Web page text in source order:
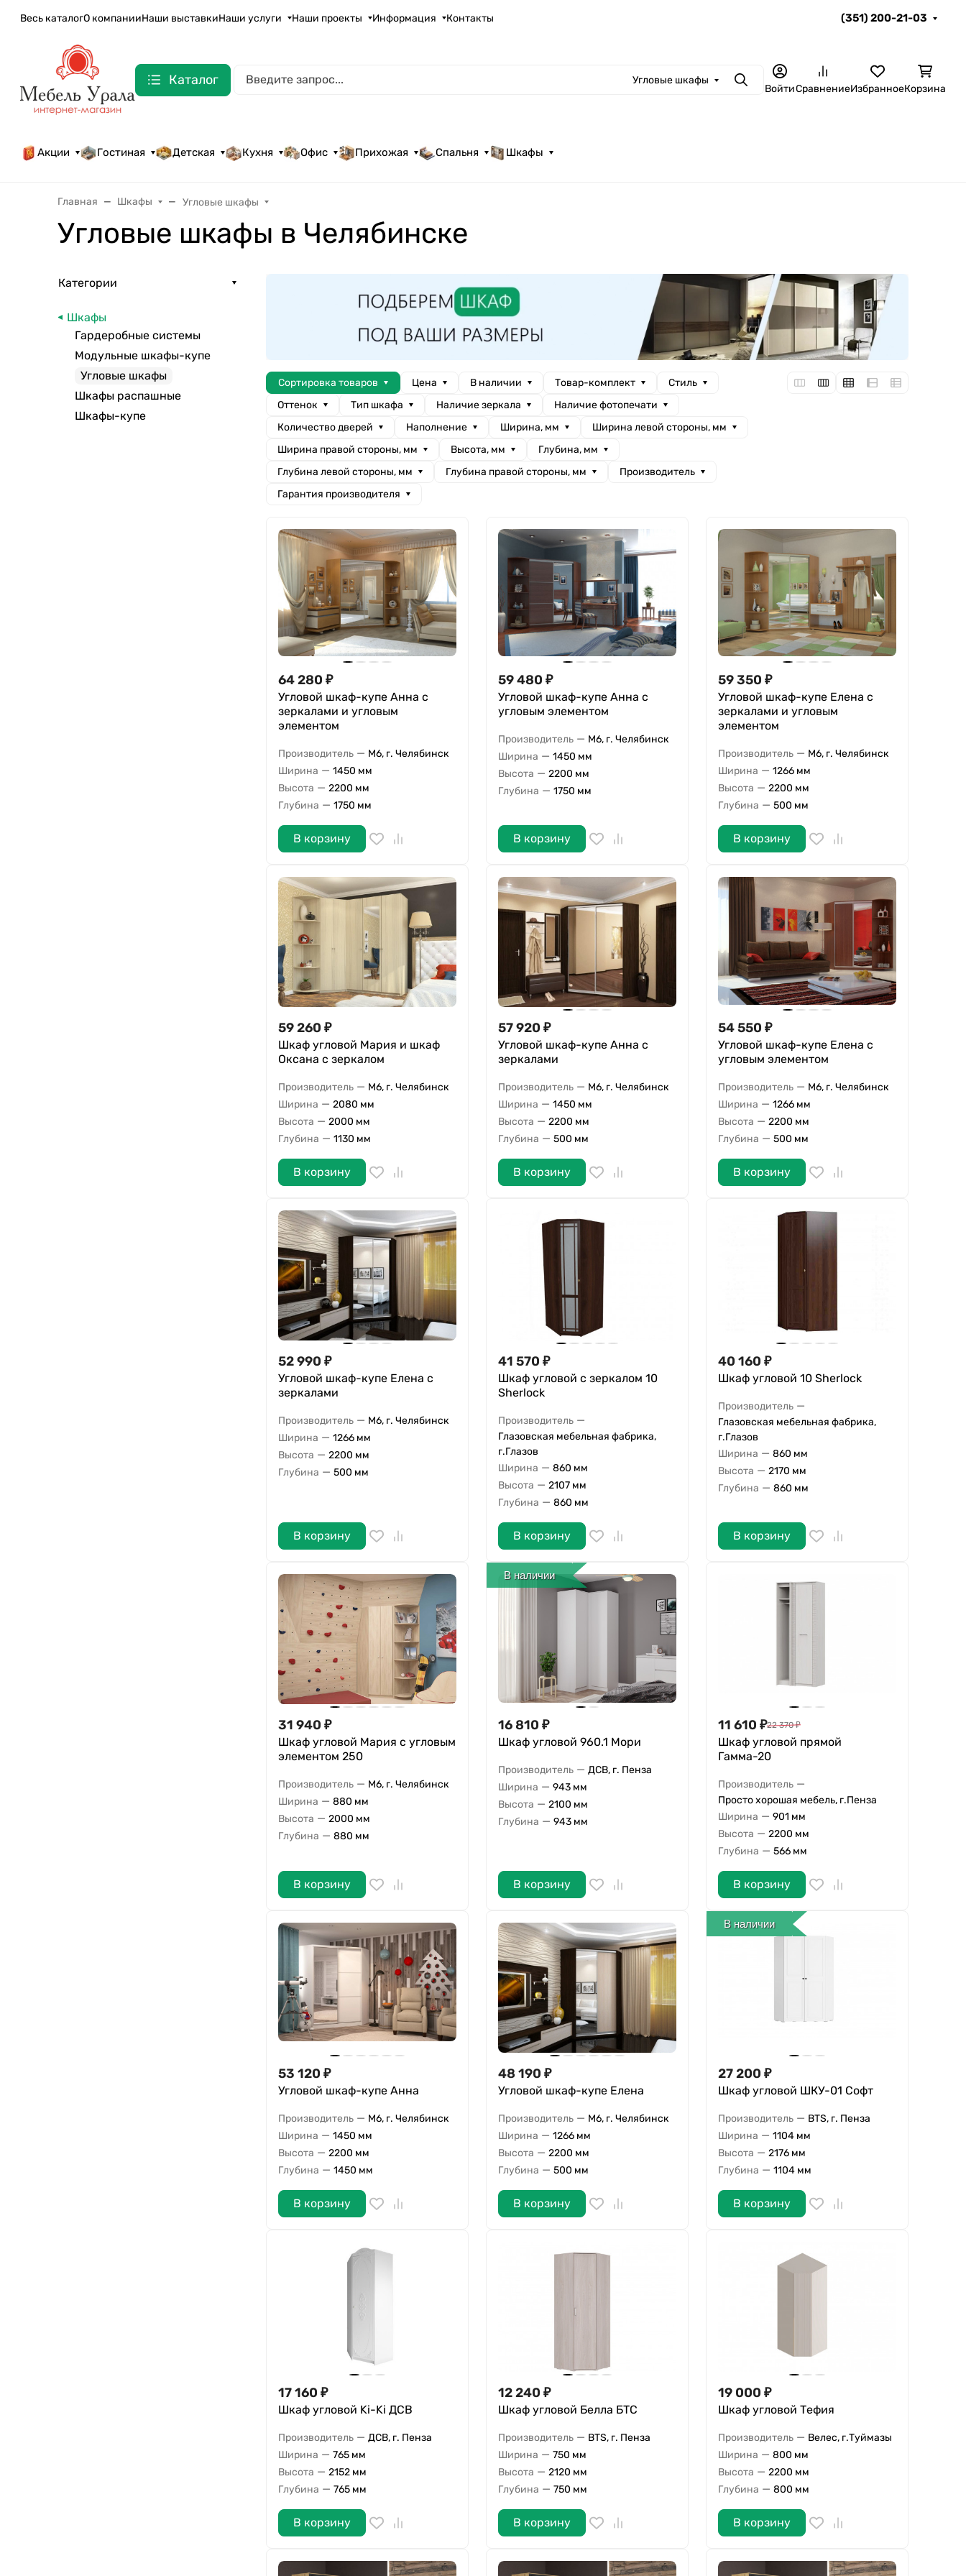
Весь каталогО компанииНаши выставкиНаши услуги Наши проекты Информация Контакты (351) 200-21-03
Каталог Угловые шкафы ПоискВойтиСравнениеИзбранноеКорзина
Акции Гостиная Детская Кухня Офис Прихожая Спальня Шкафы
Главная Шкафы Угловые шкафы
Угловые шкафы в Челябинске
Категории
Шкафы
Гардеробные системы
Модульные шкафы-купе
Угловые шкафы
Шкафы распашные
Шкафы-купе
Сортировка товаров Цена В наличии Товар-комплект
Стиль
Оттенок
Тип шкафа Наличие зеркала
Наличие фотопечати
Количество дверей
Наполнение Ширина, мм
Ширина левой стороны, мм
Ширина правой стороны, мм
Высота, мм
Глубина, мм
Глубина левой стороны, мм
Глубина правой стороны, мм
Производитель
Гарантия производителя
64 280 ₽
Угловой шкаф-купе Анна с
зеркалами и угловым
элементом
Производитель — М6, г. Челябинск
Ширина — 1450 мм
Высота — 2200 мм
Глубина — 1750 мм
В корзину
59 480 ₽
Угловой шкаф-купе Анна с
угловым элементом
Производитель — М6, г. Челябинск
Ширина — 1450 мм
Высота — 2200 мм
Глубина — 1750 мм
В корзину
59 350 ₽
Угловой шкаф-купе Елена с
зеркалами и угловым
элементом
Производитель — М6, г. Челябинск
Ширина — 1266 мм
Высота — 2200 мм
Глубина — 500 мм
В корзину
59 260 ₽
Шкаф угловой Мария и шкаф
Оксана с зеркалом
Производитель — М6, г. Челябинск
Ширина — 2080 мм
Высота — 2000 мм
Глубина — 1130 мм
В корзину
57 920 ₽
Угловой шкаф-купе Анна с
зеркалами
Производитель — М6, г. Челябинск
Ширина — 1450 мм
Высота — 2200 мм
Глубина — 500 мм
В корзину
54 550 ₽
Угловой шкаф-купе Елена с
угловым элементом
Производитель — М6, г. Челябинск
Ширина — 1266 мм
Высота — 2200 мм
Глубина — 500 мм
В корзину
52 990 ₽
Угловой шкаф-купе Елена с
зеркалами
Производитель — М6, г. Челябинск
Ширина — 1266 мм
Высота — 2200 мм
Глубина — 500 мм
В корзину
41 570 ₽
Шкаф угловой с зеркалом 10
Sherlock
Производитель —
Глазовская мебельная фабрика,
г.Глазов
Ширина — 860 мм
Высота — 2107 мм
Глубина — 860 мм
В корзину
40 160 ₽
Шкаф угловой 10 Sherlock
Производитель —
Глазовская мебельная фабрика,
г.Глазов
Ширина — 860 мм
Высота — 2170 мм
Глубина — 860 мм
В корзину
31 940 ₽
Шкаф угловой Мария с угловым
элементом 250
Производитель — М6, г. Челябинск
Ширина — 880 мм
Высота — 2000 мм
Глубина — 880 мм
В корзину
В наличии
16 810 ₽
Шкаф угловой 960.1 Мори
Производитель — ДСВ, г. Пенза
Ширина — 943 мм
Высота — 2100 мм
Глубина — 943 мм
В корзину
11 610 ₽22 370 ₽
Шкаф угловой прямой
Гамма-20
Производитель —
Просто хорошая мебель, г.Пенза
Ширина — 901 мм
Высота — 2200 мм
Глубина — 566 мм
В корзину
53 120 ₽
Угловой шкаф-купе Анна
Производитель — М6, г. Челябинск
Ширина — 1450 мм
Высота — 2200 мм
Глубина — 1450 мм
В корзину
48 190 ₽
Угловой шкаф-купе Елена
Производитель — М6, г. Челябинск
Ширина — 1266 мм
Высота — 2200 мм
Глубина — 500 мм
В корзину
В наличии
27 200 ₽
Шкаф угловой ШКУ-01 Софт
Производитель — BTS, г. Пенза
Ширина — 1104 мм
Высота — 2176 мм
Глубина — 1104 мм
В корзину
17 160 ₽
Шкаф угловой Ki-Ki ДСВ
Производитель — ДСВ, г. Пенза
Ширина — 765 мм
Высота — 2152 мм
Глубина — 765 мм
В корзину
12 240 ₽
Шкаф угловой Белла БТС
Производитель — BTS, г. Пенза
Ширина — 750 мм
Высота — 2120 мм
Глубина — 750 мм
В корзину
19 000 ₽
Шкаф угловой Тефия
Производитель — Велес, г.Туймазы
Ширина — 800 мм
Высота — 2200 мм
Глубина — 800 мм
В корзину